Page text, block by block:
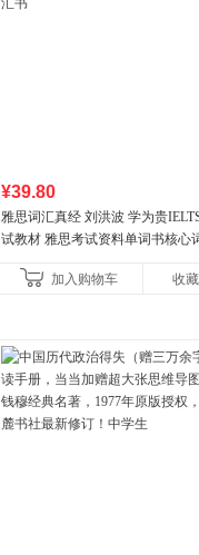
¥39.80
雅思词汇真经 刘洪波 学为贵
试教材 雅思考试资料单词书核心
加入购物车
收藏